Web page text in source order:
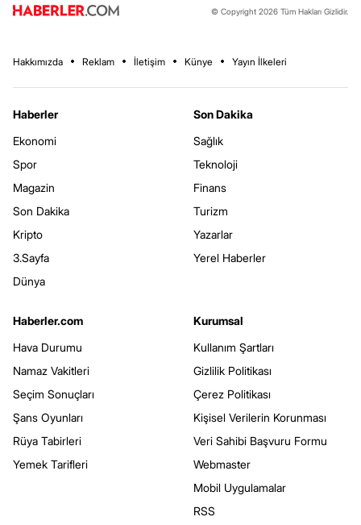
© Copyright 2026 Tüm Hakları Gizlidir.
Hakkımızda Reklam İletişim Künye Yayın İlkeleri
Haberler
Ekonomi
Spor
Magazin
Son Dakika
Kripto
3.Sayfa
Dünya
Son Dakika
Sağlık
Teknoloji
Finans
Turizm
Yazarlar
Yerel Haberler
Haberler.com
Hava Durumu
Namaz Vakitleri
Seçim Sonuçları
Şans Oyunları
Rüya Tabirleri
Yemek Tarifleri
Kurumsal
Kullanım Şartları
Gizlilik Politikası
Çerez Politikası
Kişisel Verilerin Korunması
Veri Sahibi Başvuru Formu
Webmaster
Mobil Uygulamalar
RSS